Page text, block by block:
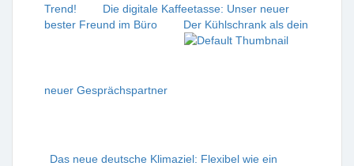
Trend!
Die digitale Kaffeetasse: Unser neuer
bester Freund im Büro
Der Kühlschrank als dein
neuer Gesprächspartner
Das neue deutsche Klimaziel: Flexibel wie ein